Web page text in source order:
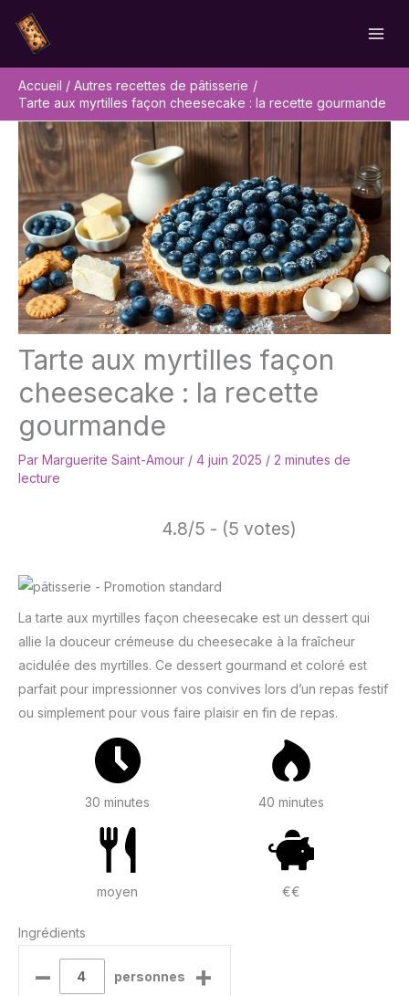
contenu
Accueil
Autres recettes de pâtisserie
Tarte aux myrtilles façon cheesecake : la recette gourmande
Tarte aux myrtilles façon
cheesecake : la recette
gourmande
Par Marguerite Saint-Amour / 4 juin 2025 / 2 minutes de
lecture
4.8/5 - (5 votes)
La tarte aux myrtilles façon cheesecake est un dessert qui
allie la douceur crémeuse du cheesecake à la fraîcheur
acidulée des myrtilles. Ce dessert gourmand et coloré est
parfait pour impressionner vos convives lors d’un repas festif
ou simplement pour vous faire plaisir en fin de repas.
30 minutes 40 minutes
moyen €€
Ingrédients
– personnes +
Rechercher